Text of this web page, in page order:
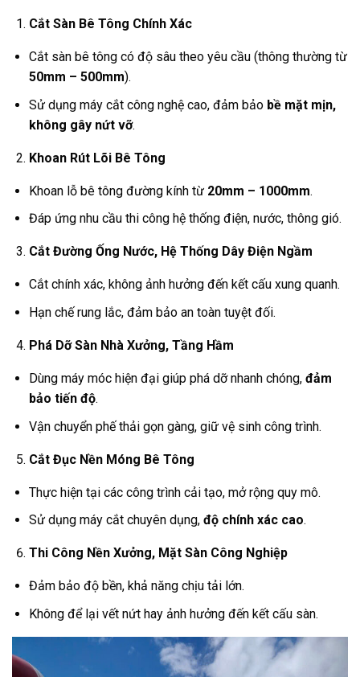
Cắt Sàn Bê Tông Chính Xác
Cắt sàn bê tông có độ sâu theo yêu cầu (thông thường từ
50mm – 500mm).
Sử dụng máy cắt công nghệ cao, đảm bảo bề mặt mịn,
không gây nứt vỡ.
Khoan Rút Lõi Bê Tông
Khoan lỗ bê tông đường kính từ 20mm – 1000mm.
Đáp ứng nhu cầu thi công hệ thống điện, nước, thông gió.
Cắt Đường Ống Nước, Hệ Thống Dây Điện Ngầm
Cắt chính xác, không ảnh hưởng đến kết cấu xung quanh.
Hạn chế rung lắc, đảm bảo an toàn tuyệt đối.
Phá Dỡ Sàn Nhà Xưởng, Tầng Hầm
Dùng máy móc hiện đại giúp phá dỡ nhanh chóng, đảm
bảo tiến độ.
Vận chuyển phế thải gọn gàng, giữ vệ sinh công trình.
Cắt Đục Nền Móng Bê Tông
Thực hiện tại các công trình cải tạo, mở rộng quy mô.
Sử dụng máy cắt chuyên dụng, độ chính xác cao.
Thi Công Nền Xưởng, Mặt Sàn Công Nghiệp
Đảm bảo độ bền, khả năng chịu tải lớn.
Không để lại vết nứt hay ảnh hưởng đến kết cấu sàn.